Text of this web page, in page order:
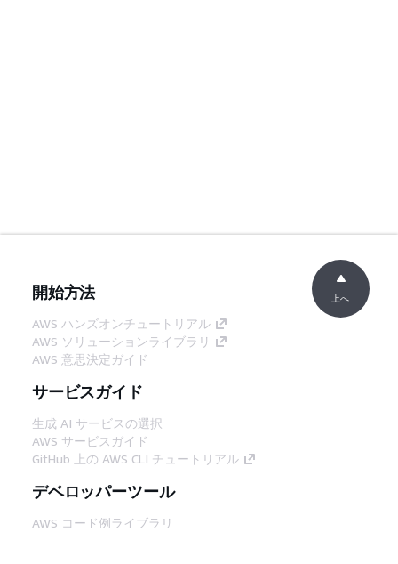
開始方法
AWS ハンズオンチュートリアル
AWS ソリューションライブラリ
AWS 意思決定ガイド
サービスガイド
生成 AI サービスの選択
AWS サービスガイド
GitHub 上の AWS CLI チュートリアル
デベロッパーツール
AWS コード例ライブラリ
上へ